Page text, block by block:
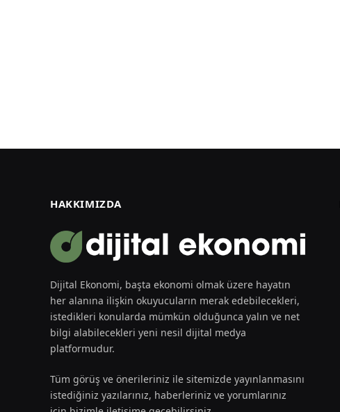
HAKKIMIZDA
Dijital Ekonomi, başta ekonomi olmak üzere hayatın
her alanına ilişkin okuyucuların merak edebilecekleri,
istedikleri konularda mümkün olduğunca yalın ve net
bilgi alabilecekleri yeni nesil dijital medya
platformudur.
Tüm görüş ve önerileriniz ile sitemizde yayınlanmasını
istediğiniz yazılarınız, haberleriniz ve yorumlarınız